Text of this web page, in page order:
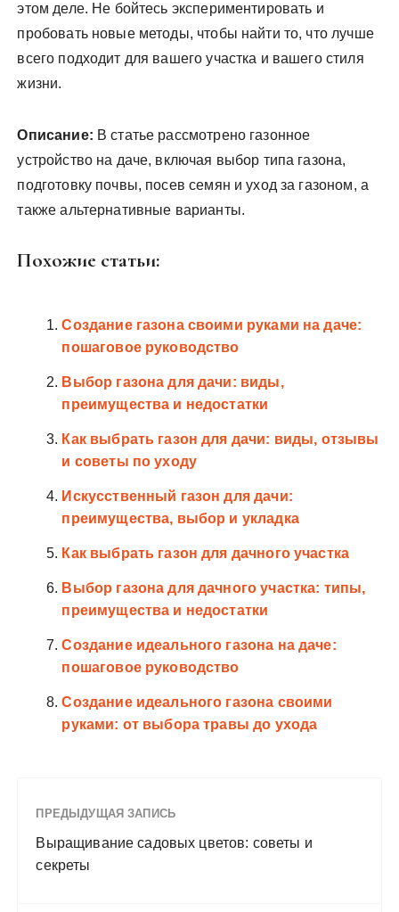
этом деле. Не бойтесь экспериментировать и
пробовать новые методы, чтобы найти то, что лучше
всего подходит для вашего участка и вашего стиля
жизни.
Описание: В статье рассмотрено газонное
устройство на даче, включая выбор типа газона,
подготовку почвы, посев семян и уход за газоном, а
также альтернативные варианты.
Похожие статьи:
Создание газона своими руками на даче:
пошаговое руководство
Выбор газона для дачи: виды,
преимущества и недостатки
Как выбрать газон для дачи: виды, отзывы
и советы по уходу
Искусственный газон для дачи:
преимущества, выбор и укладка
Как выбрать газон для дачного участка
Выбор газона для дачного участка: типы,
преимущества и недостатки
Создание идеального газона на даче:
пошаговое руководство
Создание идеального газона своими
руками: от выбора травы до ухода
ПРЕДЫДУЩАЯ ЗАПИСЬ
Выращивание садовых цветов: советы и
секреты